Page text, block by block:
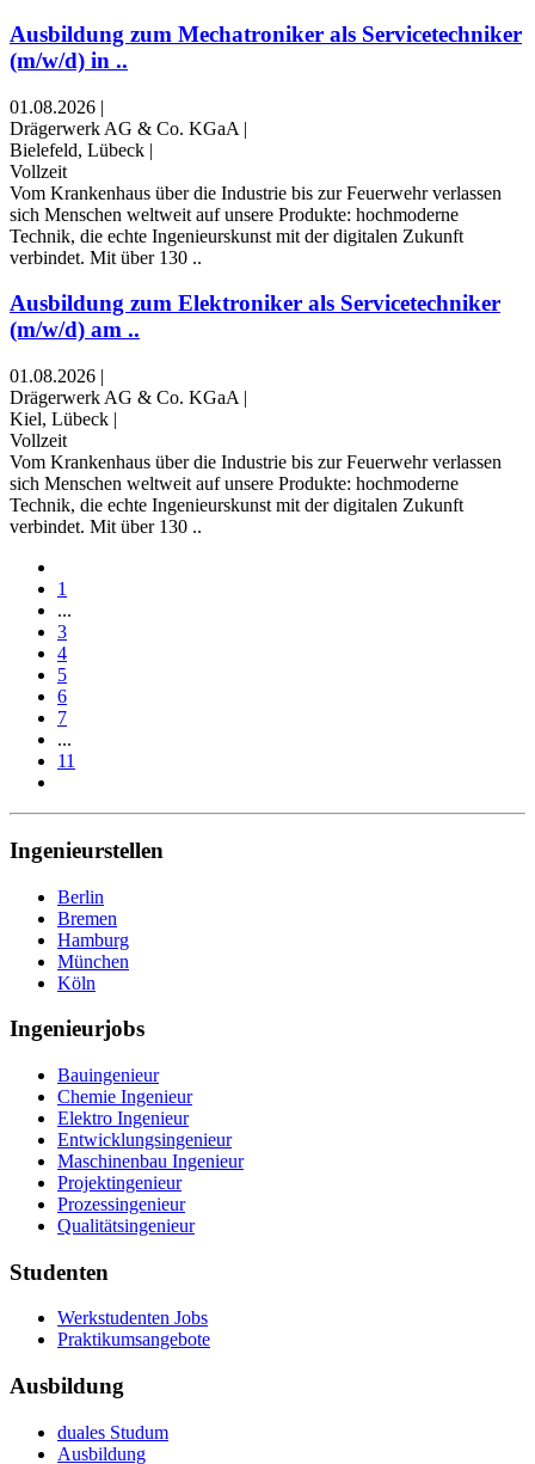
Ausbildung zum Mechatroniker als Servicetechniker
(m/w/d) in ..
01.08.2026 |
Drägerwerk AG & Co. KGaA |
Bielefeld, Lübeck |
Vollzeit
Vom Krankenhaus über die Industrie bis zur Feuerwehr verlassen
sich Menschen weltweit auf unsere Produkte: hochmoderne
Technik, die echte Ingenieurskunst mit der digitalen Zukunft
verbindet. Mit über 130 ..
Ausbildung zum Elektroniker als Servicetechniker
(m/w/d) am ..
01.08.2026 |
Drägerwerk AG & Co. KGaA |
Kiel, Lübeck |
Vollzeit
Vom Krankenhaus über die Industrie bis zur Feuerwehr verlassen
sich Menschen weltweit auf unsere Produkte: hochmoderne
Technik, die echte Ingenieurskunst mit der digitalen Zukunft
verbindet. Mit über 130 ..
1
...
3
4
5
6
7
...
11
Ingenieurstellen
Berlin
Bremen
Hamburg
München
Köln
Ingenieurjobs
Bauingenieur
Chemie Ingenieur
Elektro Ingenieur
Entwicklungsingenieur
Maschinenbau Ingenieur
Projektingenieur
Prozessingenieur
Qualitätsingenieur
Studenten
Werkstudenten Jobs
Praktikumsangebote
Ausbildung
duales Studum
Ausbildung